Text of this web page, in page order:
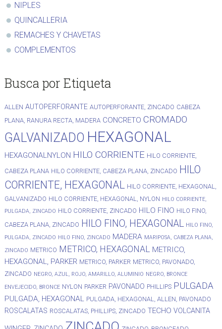
NIPLES
QUINCALLERIA
REMACHES Y CHAVETAS
COMPLEMENTOS
Busca por Etiqueta
ALLEN AUTOPERFORANTE AUTOPERFORANTE, ZINCADO CABEZA
PLANA, RANURA RECTA, MADERA CONCRETO CROMADO
GALVANIZADO HEXAGONAL
HEXAGONALNYLON HILO CORRIENTE HILO CORRIENTE,
CABEZA PLANA HILO CORRIENTE, CABEZA PLANA, ZINCADO HILO
CORRIENTE, HEXAGONAL HILO CORRIENTE, HEXAGONAL,
GALVANIZADO HILO CORRIENTE, HEXAGONAL, NYLON HILO CORRIENTE,
PULGADA, ZINCADO HILO CORRIENTE, ZINCADO HILO FINO HILO FINO,
CABEZA PLANA, ZINCADO HILO FINO, HEXAGONAL HILO FINO,
PULGADA, ZINCADO HILO FINO, ZINCADO MADERA MARIPOSA, CABEZA PLANA,
ZINCADO METRICO METRICO, HEXAGONAL METRICO,
HEXAGONAL, PARKER METRICO, PARKER METRICO, PAVONADO,
ZINCADO NEGRO, AZUL, ROJO, AMARILLO, ALUMINIO NEGRO, BRONCE
ENVEJECIDO, BRONCE NYLON PARKER PAVONADO PHILLIPS PULGADA
PULGADA, HEXAGONAL PULGADA, HEXAGONAL, ALLEN, PAVONADO
ROSCALATAS ROSCALATAS, PHILLIPS, ZINCADO TECHO VOLCANITA